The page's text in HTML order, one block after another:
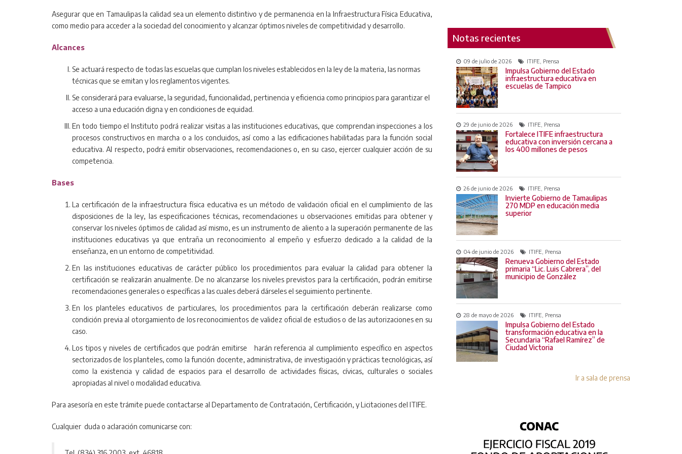
Asegurar que en Tamaulipas la calidad sea un elemento distintivo y de permanencia en la Infraestructura Física Educativa,
como medio para acceder a la sociedad del conocimiento y alcanzar óptimos niveles de competitividad y desarrollo.
Alcances
Se actuará respecto de todas las escuelas que cumplan los niveles establecidos en la ley de la materia, las normas
técnicas que se emitan y los reglamentos vigentes.
Se considerará para evaluarse, la seguridad, funcionalidad, pertinencia y eficiencia como principios para garantizar el
acceso a una educación digna y en condiciones de equidad.
En todo tiempo el Instituto podrá realizar visitas a las instituciones educativas, que comprendan inspecciones a los
procesos constructivos en marcha o a los concluidos, así como a las edificaciones habilitadas para la función social
educativa. Al respecto, podrá emitir observaciones, recomendaciones o, en su caso, ejercer cualquier acción de su
competencia.
Bases
La certificación de la infraestructura física educativa es un método de validación oficial en el cumplimiento de las
disposiciones de la ley, las especificaciones técnicas, recomendaciones u observaciones emitidas para obtener y
conservar los niveles óptimos de calidad así mismo, es un instrumento de aliento a la superación permanente de las
instituciones educativas ya que entraña un reconocimiento al empeño y esfuerzo dedicado a la calidad de la
enseñanza, en un entorno de competitividad.
En las instituciones educativas de carácter público los procedimientos para evaluar la calidad para obtener la
certificación se realizarán anualmente. De no alcanzarse los niveles previstos para la certificación, podrán emitirse
recomendaciones generales o específicas a las cuales deberá dárseles el seguimiento pertinente.
En los planteles educativos de particulares, los procedimientos para la certificación deberán realizarse como
condición previa al otorgamiento de los reconocimientos de validez oficial de estudios o de las autorizaciones en su
caso.
Los tipos y niveles de certificados que podrán emitirse harán referencia al cumplimiento específico en aspectos
sectorizados de los planteles, como la función docente, administrativa, de investigación y prácticas tecnológicas, así
como la existencia y calidad de espacios para el desarrollo de actividades físicas, cívicas, culturales o sociales
apropiadas al nivel o modalidad educativa.
Para asesoría en este trámite puede contactarse al Departamento de Contratación, Certificación, y Licitaciones del ITIFE.
Cualquier duda o aclaración comunicarse con:
Notas recientes
09 de julio de 2026 ITIFE, Prensa
Impulsa Gobierno del Estado
infraestructura educativa en
escuelas de Tampico
29 de junio de 2026 ITIFE, Prensa
Fortalece ITIFE infraestructura
educativa con inversión cercana a
los 400 millones de pesos
26 de junio de 2026 ITIFE, Prensa
Invierte Gobierno de Tamaulipas
270 MDP en educación media
superior
04 de junio de 2026 ITIFE, Prensa
Renueva Gobierno del Estado
primaria “Lic. Luis Cabrera”, del
municipio de González
28 de mayo de 2026 ITIFE, Prensa
Impulsa Gobierno del Estado
transformación educativa en la
Secundaria “Rafael Ramírez” de
Ciudad Victoria
Ir a sala de prensa